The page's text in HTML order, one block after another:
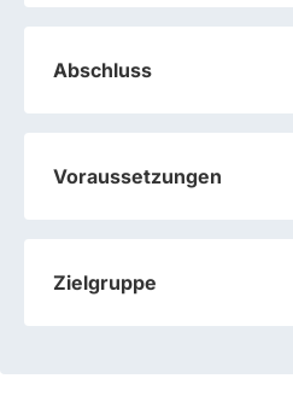
Abschluss
Voraussetzungen
Zielgruppe